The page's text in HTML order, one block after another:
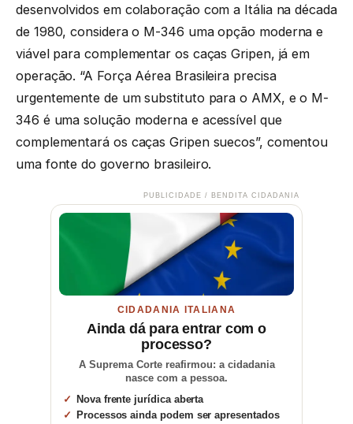
desenvolvidos em colaboração com a Itália na década
de 1980, considera o M-346 uma opção moderna e
viável para complementar os caças Gripen, já em
operação. “A Força Aérea Brasileira precisa
urgentemente de um substituto para o AMX, e o M-
346 é uma solução moderna e acessível que
complementará os caças Gripen suecos”, comentou
uma fonte do governo brasileiro.
PUBLICIDADE / BENDITA CIDADANIA
CIDADANIA ITALIANA
Ainda dá para entrar com o
processo?
A Suprema Corte reafirmou: a cidadania
nasce com a pessoa.
Nova frente jurídica aberta
Processos ainda podem ser apresentados